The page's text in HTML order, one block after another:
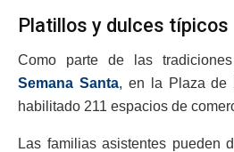
Platillos y dulces típicos
Como parte de las
Semana Santa, en la Plaza de
habilitado 211 espacios de
Las familias asistentes pueden